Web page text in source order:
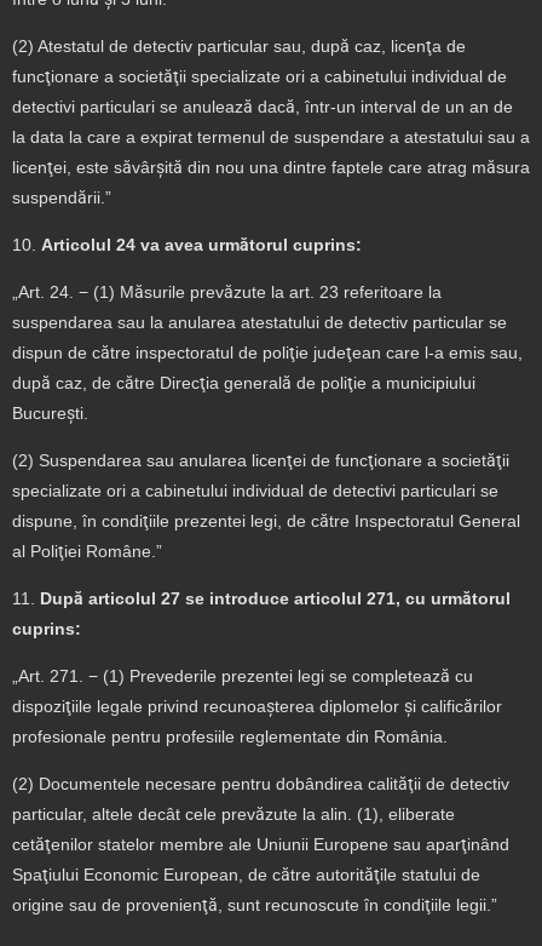
(2) Atestatul de detectiv particular sau, după caz, licenţa de
funcţionare a societăţii specializate ori a cabinetului individual de
detectivi particulari se anulează dacă, într-un interval de un an de
la data la care a expirat termenul de suspendare a atestatului sau a
licenţei, este săvârşită din nou una dintre faptele care atrag măsura
suspendării.”
10. Articolul 24 va avea următorul cuprins:
„Art. 24. − (1) Măsurile prevăzute la art. 23 referitoare la
suspendarea sau la anularea atestatului de detectiv particular se
dispun de către inspectoratul de poliţie judeţean care l-a emis sau,
după caz, de către Direcţia generală de poliţie a municipiului
Bucureşti.
(2) Suspendarea sau anularea licenţei de funcţionare a societăţii
specializate ori a cabinetului individual de detectivi particulari se
dispune, în condiţiile prezentei legi, de către Inspectoratul General
al Poliţiei Române.”
11. După articolul 27 se introduce articolul 271, cu următorul
cuprins:
„Art. 271. − (1) Prevederile prezentei legi se completează cu
dispoziţiile legale privind recunoaşterea diplomelor şi calificărilor
profesionale pentru profesiile reglementate din România.
(2) Documentele necesare pentru dobândirea calităţii de detectiv
particular, altele decât cele prevăzute la alin. (1), eliberate
cetăţenilor statelor membre ale Uniunii Europene sau aparţinând
Spaţiului Economic European, de către autorităţile statului de
origine sau de provenienţă, sunt recunoscute în condiţiile legii.”